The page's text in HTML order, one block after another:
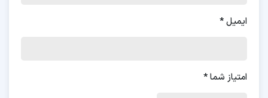
ایمیل*
امتیاز شما*